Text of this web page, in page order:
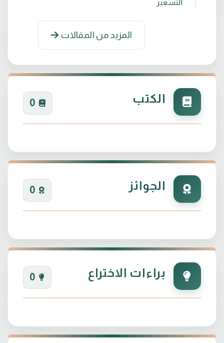
التسعير
المزيد من المقالات
الكتب 0
الجوائز 0
براءات الاختراع 0